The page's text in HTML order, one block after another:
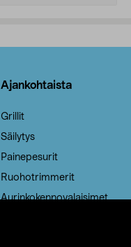
Ajankohtaista
Grillit
Säilytys
Painepesurit
Ruohotrimmerit
Aurinkokennovalaisimet